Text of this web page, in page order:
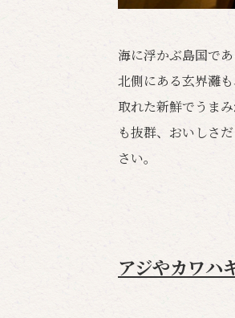
海に浮かぶ島国で
北側にある玄界灘
取れた新鮮でうま
も抜群、おいしさ
さい。
アジやカワハ